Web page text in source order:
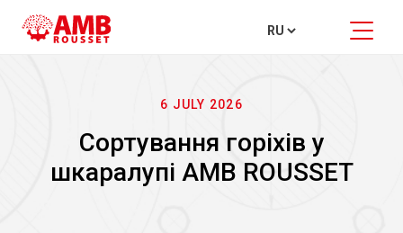
6 JULY 2026
Сортування горіхів у
шкаралупі AMB ROUSSET